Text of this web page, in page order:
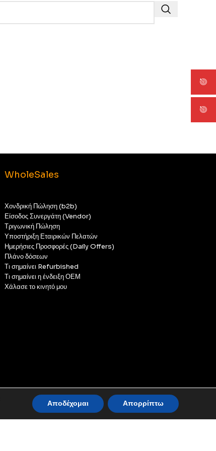
WholeSales
Χονδρική Πώληση (b2b)
Είσοδος Συνεργάτη (Vendor)
Τριγωνική Πώληση
Υποστήριξη Εταιρικών Πελατών
Ημερήσιες Προσφορές (Daily Offers)
Πλάνο δόσεων
Τι σημαίνει Refurbished
Τι σημαίνει η ένδειξη ΟΕΜ
Χάλασε το κινητό μου
Αποδέχομαι Απορρίπτω